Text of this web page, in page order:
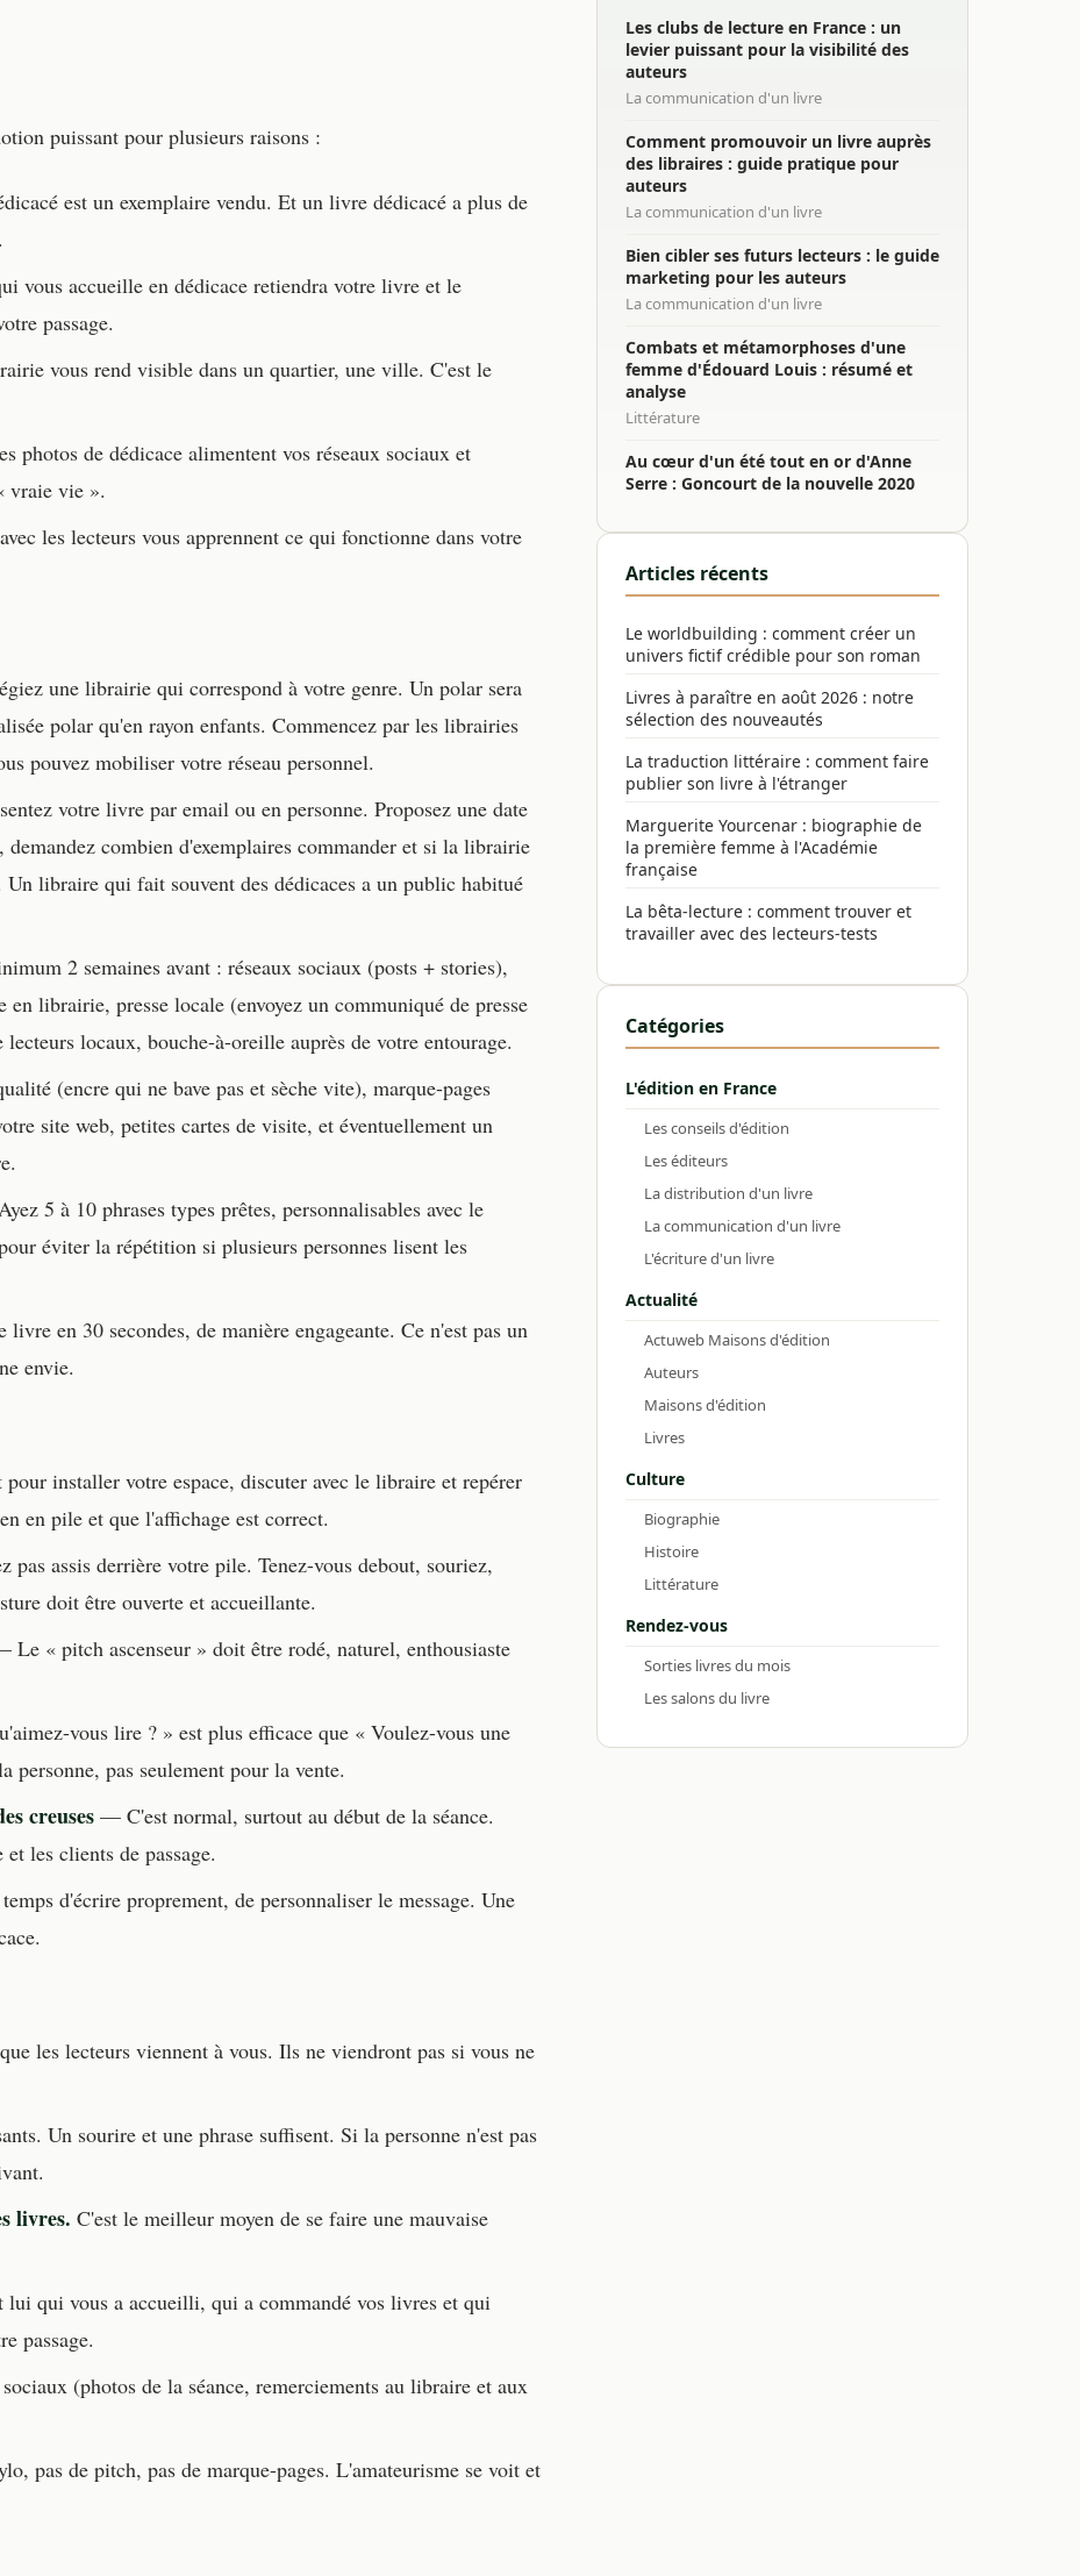
puissant pour plusieurs raisons :
est un exemplaire vendu. Et un livre dédicacé a plus de
vous accueille en dédicace retiendra votre livre et le
passage.
vous rend visible dans un quartier, une ville. C'est le
photos de dédicace alimentent vos réseaux sociaux et
vraie vie ».
les lecteurs vous apprennent ce qui fonctionne dans votre
une librairie qui correspond à votre genre. Un polar sera
polar qu'en rayon enfants. Commencez par les librairies
pouvez mobiliser votre réseau personnel.
votre livre par email ou en personne. Proposez une date
combien d'exemplaires commander et si la librairie
Un libraire qui fait souvent des dédicaces a un public habitué
2 semaines avant : réseaux sociaux (posts + stories),
en librairie, presse locale (envoyez un communiqué de presse
locaux, bouche-à-oreille auprès de votre entourage.
(encre qui ne bave pas et sèche vite), marque-pages
site web, petites cartes de visite, et éventuellement un
5 à 10 phrases types prêtes, personnalisables avec le
éviter la répétition si plusieurs personnes lisent les
en 30 secondes, de manière engageante. Ce n'est pas un
envie.
installer votre espace, discuter avec le libraire et repérer
en pile et que l'affichage est correct.
pas assis derrière votre pile. Tenez-vous debout, souriez,
doit être ouverte et accueillante.
Le « pitch ascenseur » doit être rodé, naturel, enthousiaste
vous lire ? » est plus efficace que « Voulez-vous une
pas seulement pour la vente.
creuses — C'est normal, surtout au début de la séance.
les clients de passage.
d'écrire proprement, de personnaliser le message. Une
les lecteurs viennent à vous. Ils ne viendront pas si vous ne
Un sourire et une phrase suffisent. Si la personne n'est pas
livres. C'est le meilleur moyen de se faire une mauvaise
lui qui vous a accueilli, qui a commandé vos livres et qui
passage.
(photos de la séance, remerciements au libraire et aux
pas de pitch, pas de marque-pages. L'amateurisme se voit et
Les clubs de lecture en France : un
levier puissant pour la visibilité des
auteurs
La communication d'un livre
Comment promouvoir un livre auprès
des libraires : guide pratique pour
auteurs
La communication d'un livre
Bien cibler ses futurs lecteurs : le guide
marketing pour les auteurs
La communication d'un livre
Combats et métamorphoses d'une
femme d'Édouard Louis : résumé et
analyse
Littérature
Au cœur d'un été tout en or d'Anne
Serre : Goncourt de la nouvelle 2020
Articles récents
Le worldbuilding : comment créer un
univers fictif crédible pour son roman
Livres à paraître en août 2026 : notre
sélection des nouveautés
La traduction littéraire : comment faire
publier son livre à l'étranger
Marguerite Yourcenar : biographie de
la première femme à l'Académie
française
La bêta-lecture : comment trouver et
travailler avec des lecteurs-tests
Catégories
L'édition en France
Les conseils d'édition
Les éditeurs
La distribution d'un livre
La communication d'un livre
L'écriture d'un livre
Actualité
Actuweb Maisons d'édition
Auteurs
Maisons d'édition
Livres
Culture
Biographie
Histoire
Littérature
Rendez-vous
Sorties livres du mois
Les salons du livre